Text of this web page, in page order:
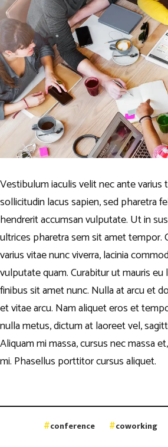
Vestibulum iaculis velit nec ante varius
sollicitudin lacus sapien, sed pharetra
hendrerit accumsan vulputate. Ut in
ultrices pharetra sem sit amet tempor.
varius vitae nunc viverra, lacinia
vulputate quam. Curabitur ut mauris
finibus sit amet nunc. Nulla at arcu et
et vitae arcu. Nam aliquet eros et
nulla metus, dictum at laoreet vel,
Aliquam mi massa, cursus nec massa
mi. Phasellus porttitor cursus aliquet.
conference coworking